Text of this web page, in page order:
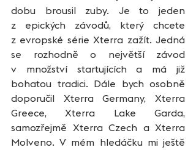
dobu brousil zuby. Je to jeden
z epických závodů, který chcete
z evropské série Xterra zažít. Jedná
se rozhodně o největší závod
v množství startujících a má již
bohatou tradici. Dále bych osobně
doporučil Xterra Germany, Xterra
Greece, Xterra Lake Garda,
samozřejmě Xterra Czech a Xterra
Molveno. V mém hledáčku mi ještě